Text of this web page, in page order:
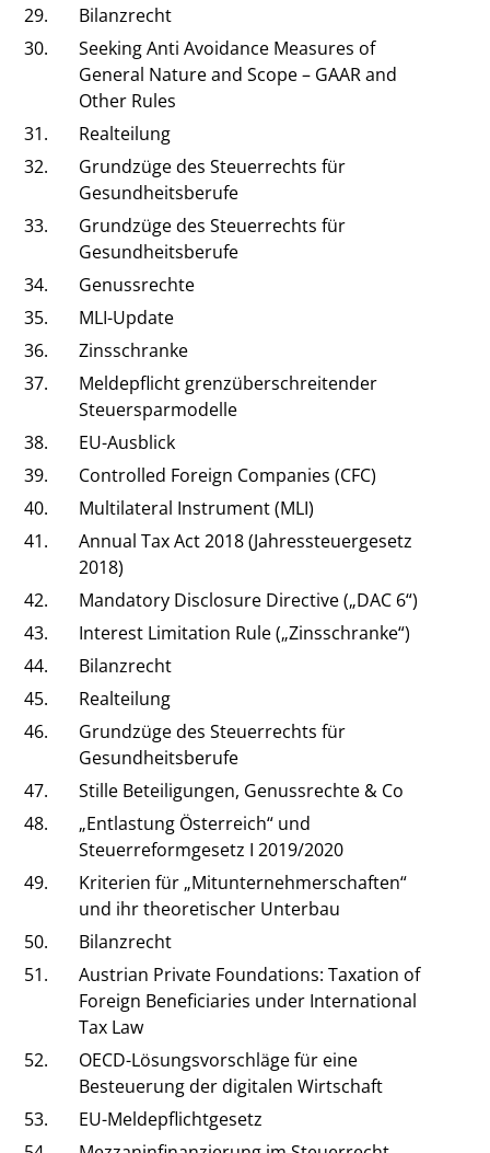
29.
Bilanzrecht
30.
Seeking Anti Avoidance Measures of
General Nature and Scope – GAAR and
Other Rules
31.
Realteilung
32.
Grundzüge des Steuerrechts für
Gesundheitsberufe
33.
Grundzüge des Steuerrechts für
Gesundheitsberufe
34.
Genussrechte
35.
MLI-Update
36.
Zinsschranke
37.
Meldepflicht grenzüberschreitender
Steuersparmodelle
38.
EU-Ausblick
39.
Controlled Foreign Companies (CFC)
40.
Multilateral Instrument (MLI)
41.
Annual Tax Act 2018 (Jahressteuergesetz
2018)
42.
Mandatory Disclosure Directive („DAC 6“)
43.
Interest Limitation Rule („Zinsschranke“)
44.
Bilanzrecht
45.
Realteilung
46.
Grundzüge des Steuerrechts für
Gesundheitsberufe
47.
Stille Beteiligungen, Genussrechte & Co
48.
„Entlastung Österreich“ und
Steuerreformgesetz I 2019/2020
49.
Kriterien für „Mitunternehmerschaften“
und ihr theoretischer Unterbau
50.
Bilanzrecht
51.
Austrian Private Foundations: Taxation of
Foreign Beneficiaries under International
Tax Law
52.
OECD-Lösungsvorschläge für eine
Besteuerung der digitalen Wirtschaft
53.
EU-Meldepflichtgesetz